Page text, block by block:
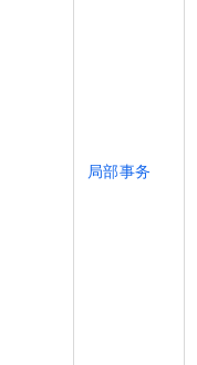
局部事务